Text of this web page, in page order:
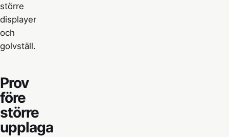
större
displayer
och
golvställ.
Prov
före
större
upplaga